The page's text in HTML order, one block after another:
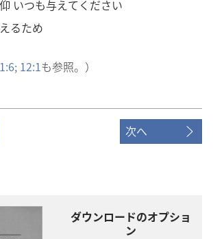
仰 いつも与えてください
るため
12:1も参照。）
次へ
ダウンロードのオプショ
ン